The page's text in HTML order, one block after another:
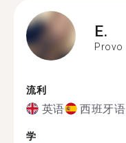
E.
Provo
流利
英语 西班牙语
学